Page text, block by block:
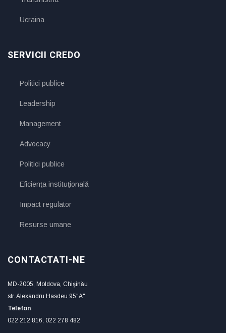
Ucraina
SERVICII CREDO
Politici publice
Leadership
Management
Advocacy
Politici publice
Eficienţa instituţională
Impact regulator
Resurse umane
CONTACTATI-NE
MD-2005, Moldova, Chişinău
str. Alexandru Hasdeu 95"A"
Telefon
022 212 816, 022 278 482